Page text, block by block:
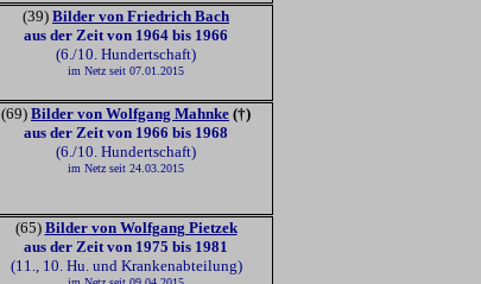
(39) Bilder von Friedrich Bach
aus der Zeit von 1964 bis 1966
(6./10. Hundertschaft)
im Netz seit 07.01.2015
(69) Bilder von Wolfgang Mahnke (†)
aus der Zeit von 1966 bis 1968
(6./10. Hundertschaft)
im Netz seit 24.03.2015
(65) Bilder von Wolfgang Pietzek
aus der Zeit von 1975 bis 1981
(11., 10. Hu. und Krankenabteilung)